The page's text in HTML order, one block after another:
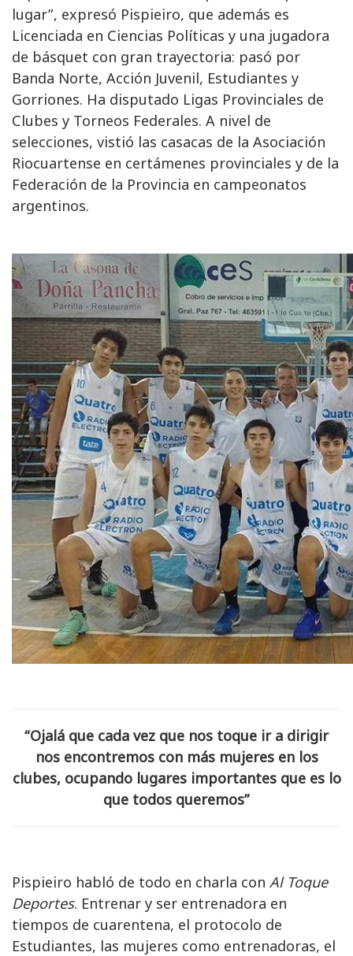
lugar”, expresó Pispieiro, que además es
Licenciada en Ciencias Políticas y una jugadora
de básquet con gran trayectoria: pasó por
Banda Norte, Acción Juvenil, Estudiantes y
Gorriones. Ha disputado Ligas Provinciales de
Clubes y Torneos Federales. A nivel de
selecciones, vistió las casacas de la Asociación
Riocuartense en certámenes provinciales y de la
Federación de la Provincia en campeonatos
argentinos.
“Ojalá que cada vez que nos toque ir a dirigir
nos encontremos con más mujeres en los
clubes, ocupando lugares importantes que es lo
que todos queremos”
Pispieiro habló de todo en charla con Al Toque
Deportes. Entrenar y ser entrenadora en
tiempos de cuarentena, el protocolo de
Estudiantes, las mujeres como entrenadoras, el